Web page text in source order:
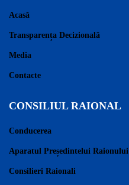
Acasă
Transparența Decizională
Media
Contacte
CONSILIUL RAIONAL
Conducerea
Aparatul Președintelui Raionului
Consilieri Raionali